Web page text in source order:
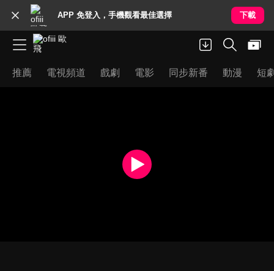
APP 免登入，手機觀看最佳選擇 下載
推薦 電視頻道 戲劇 電影 同步新番 動漫 短